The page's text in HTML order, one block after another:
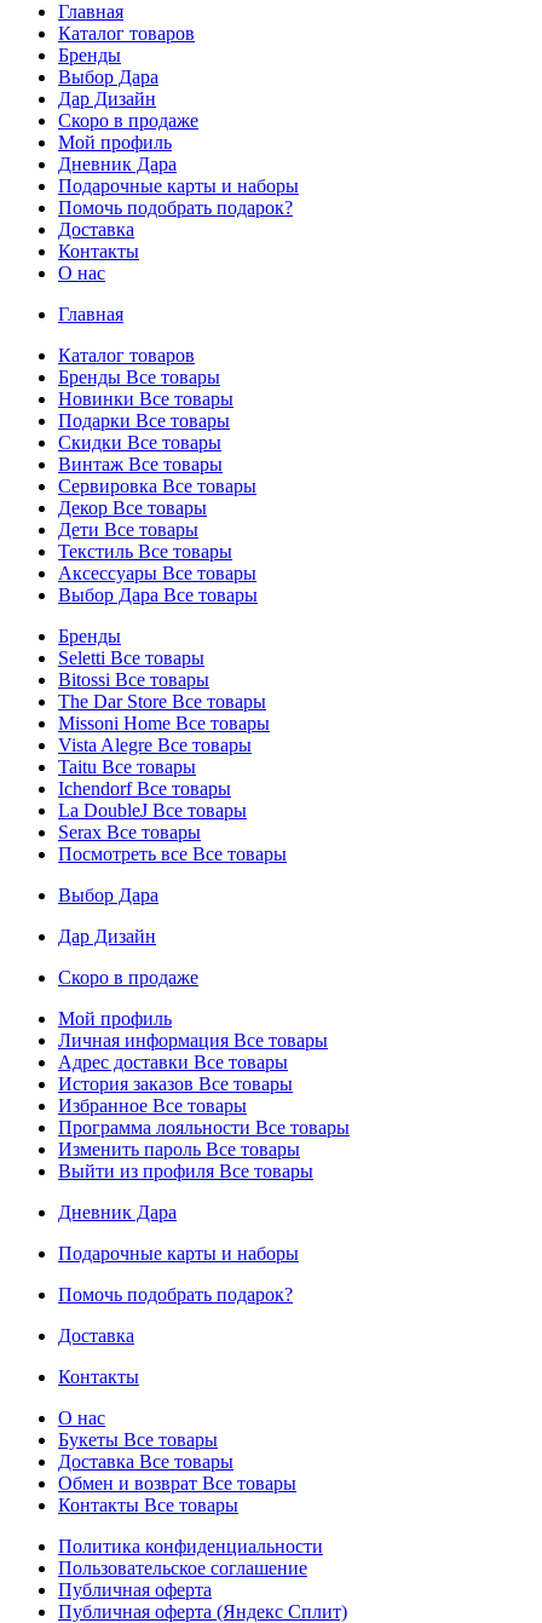
Главная
Каталог товаров
Бренды
Выбор Дара
Дар Дизайн
Скоро в продаже
Мой профиль
Дневник Дара
Подарочные карты и наборы
Помочь подобрать подарок?
Доставка
Контакты
О нас
Главная
Каталог товаров
Бренды Все товары
Новинки Все товары
Подарки Все товары
Скидки Все товары
Винтаж Все товары
Сервировка Все товары
Декор Все товары
Дети Все товары
Текстиль Все товары
Аксессуары Все товары
Выбор Дара Все товары
Бренды
Seletti Все товары
Bitossi Все товары
The Dar Store Все товары
Missoni Home Все товары
Vista Alegre Все товары
Taitu Все товары
IchendorfВсе товары
La DoubleJ Все товары
Serax Все товары
Посмотреть все Все товары
Выбор Дара
Дар Дизайн
Скоро в продаже
Мой профиль
Личная информация Все товары
Адрес доставки Все товары
История заказов Все товары
Избранное Все товары
Программа лояльности Все товары
Изменить пароль Все товары
Выйти из профиля Все товары
Дневник Дара
Подарочные карты и наборы
Помочь подобрать подарок?
Доставка
Контакты
О нас
Букеты Все товары
Доставка Все товары
Обмен и возврат Все товары
Контакты Все товары
Политика конфиденциальности
Пользовательское соглашение
Публичная оферта
Публичная оферта (Яндекс Сплит)